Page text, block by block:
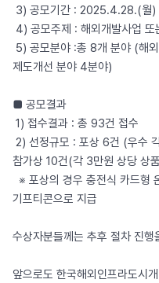
3) 공모기간 : 2025.4.28.(
4) 공모주제 : 해외개발사업 또
5) 공모분야 :총 8개 분야 (해
제도개선 분야 4분야)
■ 공모결과
1) 접수결과 : 총 93건 접수
2) 선정규모 : 포상 6건 (우수
참가상 10건(각 3만원 상당 상
※ 포상의 경우 충전식 카드형
기프티콘으로 지급
수상자분들께는 추후 절차 진
앞으로도 한국해외인프라도시